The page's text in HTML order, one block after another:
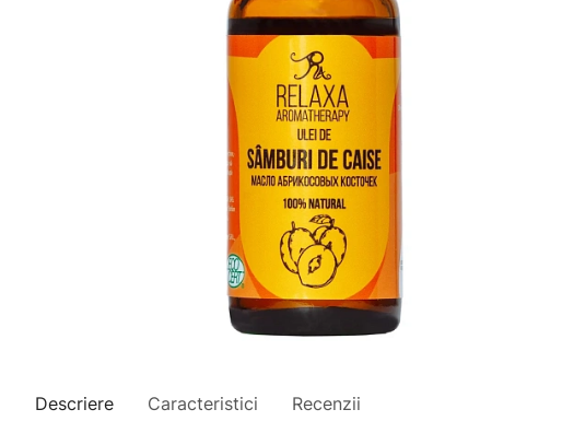
Descriere Caracteristici Recenzii